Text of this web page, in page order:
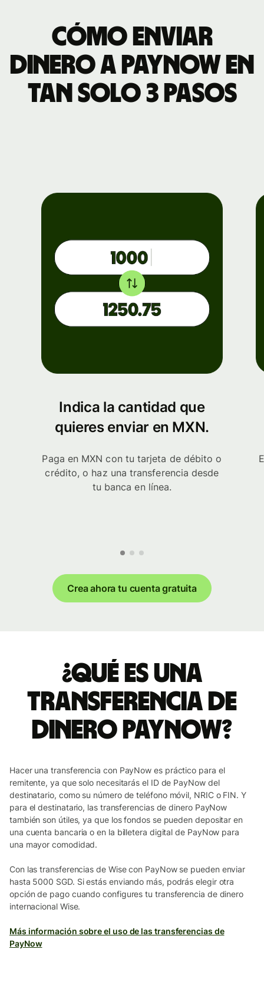
Cómo enviar
dinero a PayNow en
tan solo 3 pasos
Indica la cantidad que
quieres enviar en MXN.
Paga en MXN con tu tarjeta de débito o
crédito, o haz una transferencia desde
tu banca en línea.
Crea ahora tu cuenta gratuita
¿Qué es una
transferencia de
dinero PayNow?
Hacer una transferencia con PayNow es práctico para el
remitente, ya que solo necesitarás el ID de PayNow del
destinatario, como su número de teléfono móvil, NRIC o FIN. Y
para el destinatario, las transferencias de dinero PayNow
también son útiles, ya que los fondos se pueden depositar en
una cuenta bancaria o en la billetera digital de PayNow para
una mayor comodidad.
Con las transferencias de Wise con PayNow se pueden enviar
hasta 5000 SGD. Si estás enviando más, podrás elegir otra
opción de pago cuando configures tu transferencia de dinero
internacional Wise.
Más información sobre el uso de las transferencias de
PayNow